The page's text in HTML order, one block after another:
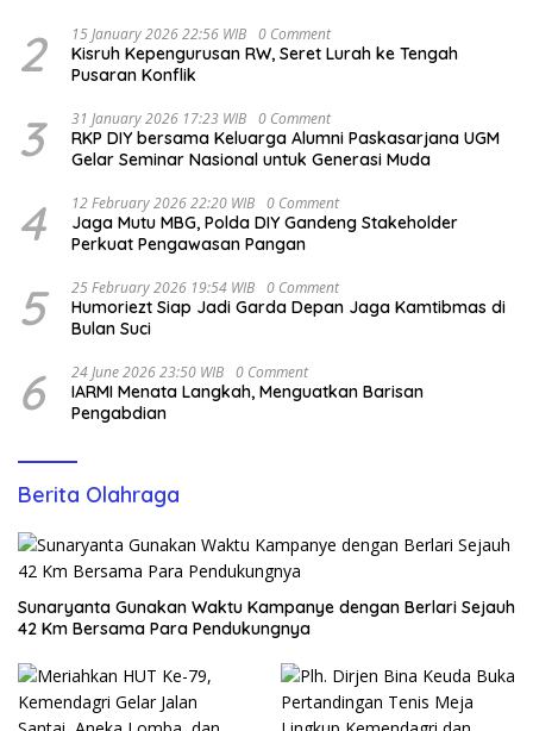
2
15 January 2026 22:56 WIB 0 Comment
Kisruh Kepengurusan RW, Seret Lurah ke Tengah
Pusaran Konflik
3 31 January 2026 17:23 WIB 0 Comment
RKP DIY bersama Keluarga Alumni Paskasarjana UGM
Gelar Seminar Nasional untuk Generasi Muda
4 12 February 2026 22:20 WIB 0 Comment
Jaga Mutu MBG, Polda DIY Gandeng Stakeholder
Perkuat Pengawasan Pangan
5 25 February 2026 19:54 WIB 0 Comment
Humoriezt Siap Jadi Garda Depan Jaga Kamtibmas di
Bulan Suci
6 24 June 2026 23:50 WIB 0 Comment
IARMI Menata Langkah, Menguatkan Barisan
Pengabdian
Berita Olahraga
Sunaryanta Gunakan Waktu Kampanye dengan Berlari Sejauh
42 Km Bersama Para Pendukungnya